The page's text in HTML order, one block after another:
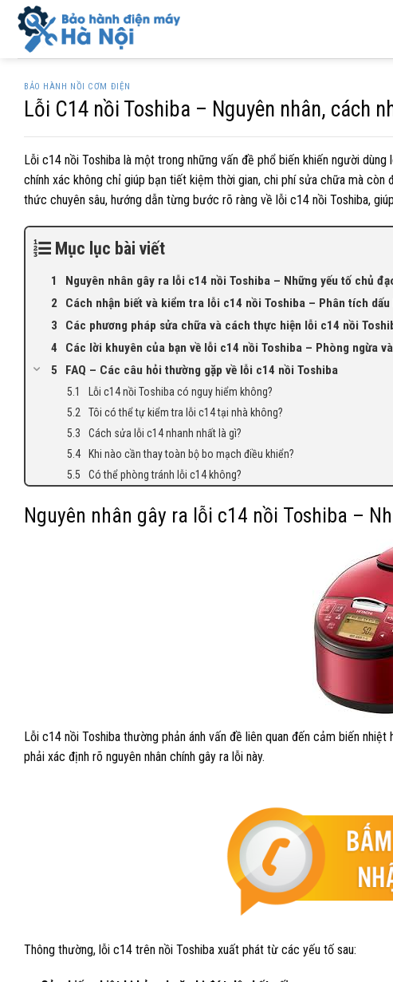
Skip
content
BẢO HÀNH NỒI CƠM ĐIỆN
Lỗi C14 nồi Toshiba – Nguyên nhân, cách
Lỗi c14 nồi Toshiba là một trong những vấn đề phổ biến khiến người
chính xác không chỉ giúp bạn tiết kiệm thời gian, chi phí sửa chữa mà
thức chuyên sâu, hướng dẫn từng bước rõ ràng về lỗi c14 nồi Toshiba,
Mục lục bài viết
Nguyên nhân gây ra lỗi c14 nồi Toshiba – Những yếu tố chủ
Cách nhận biết và kiểm tra lỗi c14 nồi Toshiba – Phân tích
Các phương pháp sửa chữa và cách thực hiện lỗi c14 nồi
Các lời khuyên của bạn về lỗi c14 nồi Toshiba – Phòng ngừa
FAQ – Các câu hỏi thường gặp về lỗi c14 nồi Toshiba
Lỗi c14 nồi Toshiba có nguy hiểm không?
Tôi có thể tự kiểm tra lỗi c14 tại nhà không?
Cách sửa lỗi c14 nhanh nhất là gì?
Khi nào cần thay toàn bộ bo mạch điều khiển?
Có thể phòng tránh lỗi c14 không?
Nguyên nhân gây ra lỗi c14 nồi Toshiba –
Lỗi c14 nồi Toshiba thường phản ánh vấn đề liên quan đến cảm biến
phải xác định rõ nguyên nhân chính gây ra lỗi này.
Thông thường, lỗi c14 trên nồi Toshiba xuất phát từ các yếu tố sau: